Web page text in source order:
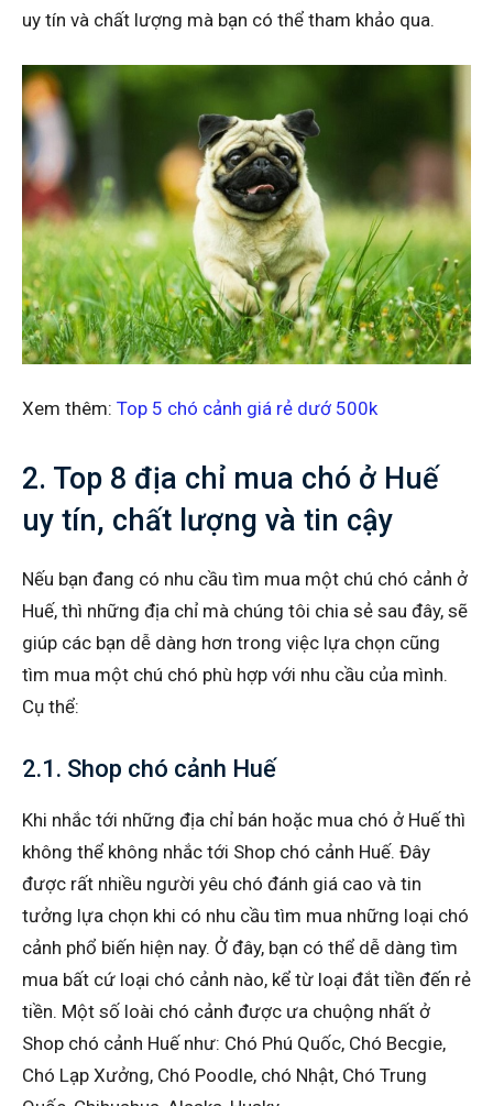
uy tín và chất lượng mà bạn có thể tham khảo qua.
Xem thêm: Top 5 chó cảnh giá rẻ dướ 500k
2. Top 8 địa chỉ mua chó ở Huế
uy tín, chất lượng và tin cậy
Nếu bạn đang có nhu cầu tìm mua một chú chó cảnh ở
Huế, thì những địa chỉ mà chúng tôi chia sẻ sau đây, sẽ
giúp các bạn dễ dàng hơn trong việc lựa chọn cũng
tìm mua một chú chó phù hợp với nhu cầu của mình.
Cụ thể:
2.1. Shop chó cảnh Huế
Khi nhắc tới những địa chỉ bán hoặc mua chó ở Huế thì
không thể không nhắc tới Shop chó cảnh Huế. Đây
được rất nhiều người yêu chó đánh giá cao và tin
tưởng lựa chọn khi có nhu cầu tìm mua những loại chó
cảnh phổ biến hiện nay. Ở đây, bạn có thể dễ dàng tìm
mua bất cứ loại chó cảnh nào, kể từ loại đắt tiền đến rẻ
tiền. Một số loài chó cảnh được ưa chuộng nhất ở
Shop chó cảnh Huế như: Chó Phú Quốc, Chó Becgie,
Chó Lạp Xưởng, Chó Poodle, chó Nhật, Chó Trung